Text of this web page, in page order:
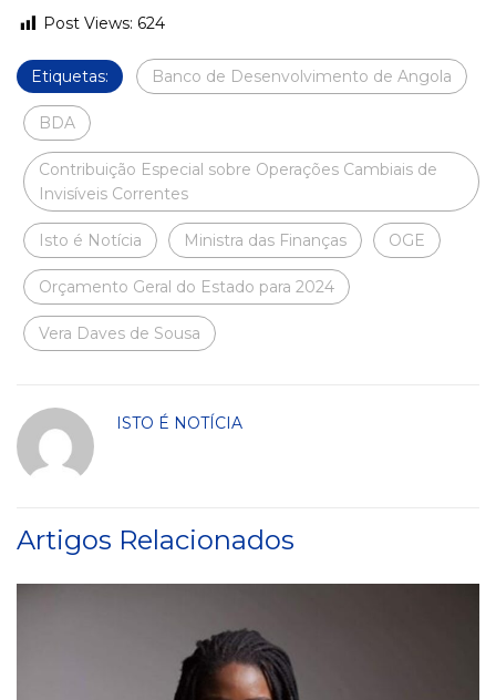
Post Views: 624
Etiquetas: Banco de Desenvolvimento de Angola
BDA
Contribuição Especial sobre Operações Cambiais de
Invisíveis Correntes
Isto é Notícia Ministra das Finanças OGE
Orçamento Geral do Estado para 2024
Vera Daves de Sousa
ISTO É NOTÍCIA
Artigos Relacionados